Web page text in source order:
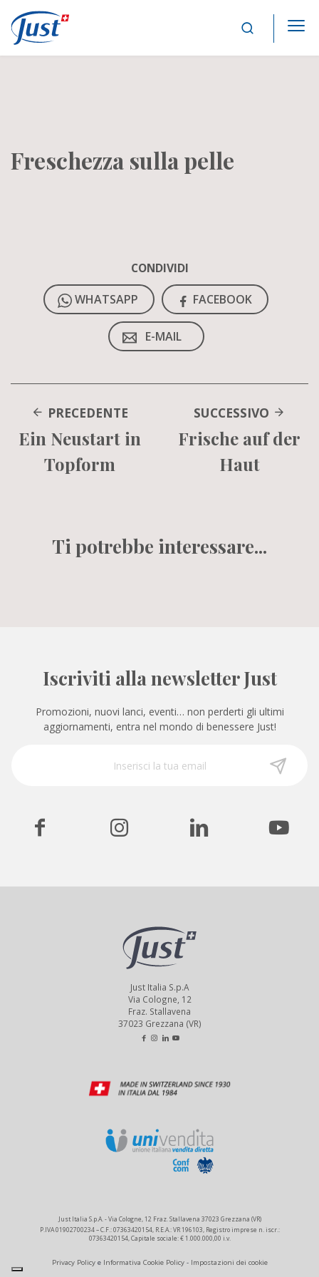
Main Navigation
Freschezza sulla pelle
CONDIVIDI
WHATSAPP
FACEBOOK
E-MAIL
PRECEDENTE
Ein Neustart in
Topform
SUCCESSIVO
Frische auf der
Haut
Ti potrebbe interessare...
Iscriviti alla newsletter Just
Promozioni, nuovi lanci, eventi… non perderti gli ultimi
aggiornamenti, entra nel mondo di benessere Just!
Just Italia S.p.A
Via Cologne, 12
Fraz. Stallavena
37023 Grezzana (VR)
Just Italia S.p.A. - Via Cologne, 12 Fraz. Stallavena 37023 Grezzana (VR)
P.IVA 01902700234 – C.F.: 07363420154, R.E.A.: VR 196103, Registro imprese n. iscr.:
07363420154, Capitale sociale: € 1.000.000,00 i.v.
Privacy Policye Informativa Cookie Policy- Impostazioni dei cookie